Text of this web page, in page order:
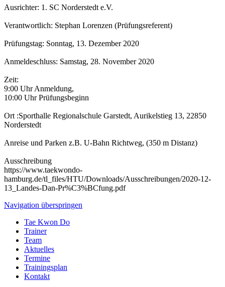
Ausrichter: 1. SC Norderstedt e.V.
Verantwortlich: Stephan Lorenzen (Prüfungsreferent)
Prüfungstag: Sonntag, 13. Dezember 2020
Anmeldeschluss: Samstag, 28. November 2020
Zeit:
9:00 Uhr Anmeldung,
10:00 Uhr Prüfungsbeginn
Ort :Sporthalle Regionalschule Garstedt, Aurikelstieg 13, 22850
Norderstedt
Anreise und Parken z.B. U-Bahn Richtweg, (350 m Distanz)
Ausschreibung
https://www.taekwondo-
hamburg.de/tl_files/HTU/Downloads/Ausschreibungen/2020-12-
13_Landes-Dan-Pr%C3%BCfung.pdf
Navigation überspringen
Tae Kwon Do
Trainer
Team
Aktuelles
Termine
Trainingsplan
Kontakt